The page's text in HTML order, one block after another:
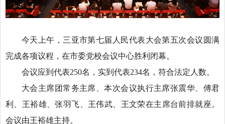
今天上午，三亚市第七届人民代表大会第五次会议圆满
完成各项议程，在市委党校会议中心胜利闭幕。
会议应到代表250名，实到代表234名，符合法定人数。
大会主席团常务主席、本次会议执行主席张震华、傅君
利、王裕雄、张羽飞、王伟武、王文荣在主席台前排就座。
会议由王裕雄主持。